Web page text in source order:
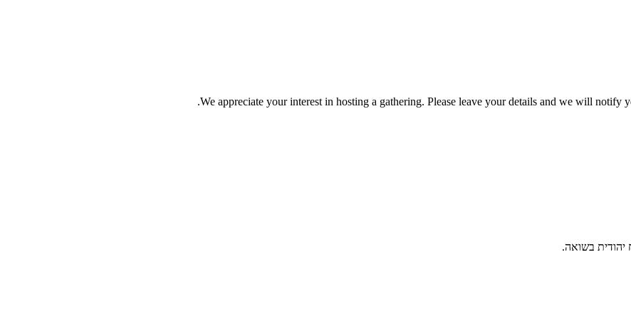
We appreciate your interest in hosting a gathering. Please leave your details and we will notify
יהודית בשואה.